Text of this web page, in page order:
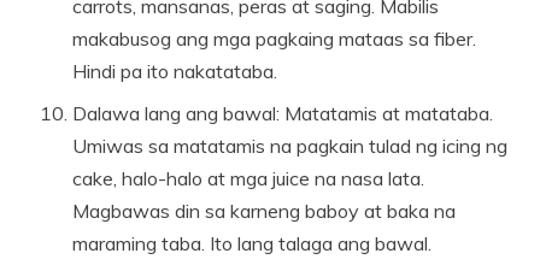
carrots, mansanas, peras at saging. Mabilis
makabusog ang mga pagkaing mataas sa fiber.
Hindi pa ito nakatataba.
Dalawa lang ang bawal: Matatamis at matataba.
Umiwas sa matatamis na pagkain tulad ng icing ng
cake, halo-halo at mga juice na nasa lata.
Magbawas din sa karneng baboy at baka na
maraming taba. Ito lang talaga ang bawal.